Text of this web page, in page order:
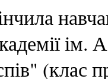
ім.
(клас